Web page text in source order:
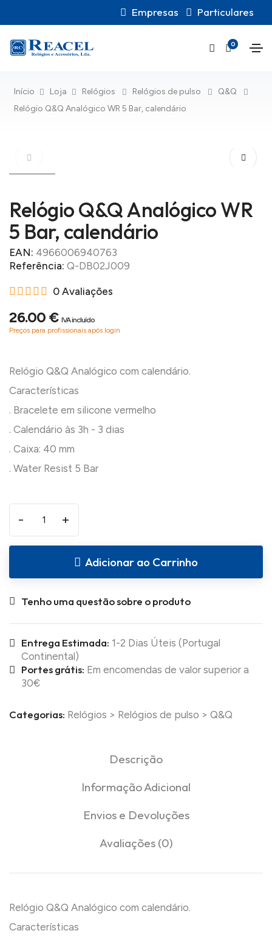
Empresas Particulares
0
Início Loja Relógios Relógios de pulso
Q&Q
Relógio Q&Q Analógico WR 5 Bar, calendário
Relógio Q&Q Analógico WR
5 Bar, calendário
EAN: 4966006940763
Referência: Q-DB02J009
0 Avaliações
26.00 € IVA incluído
Preços para profissionais após login
Relógio Q&Q Analógico com calendário.
Características
. Bracelete em silicone vermelho
. Calendário às 3h - 3 dias
. Caixa: 40 mm
- +
Adicionar ao Carrinho
Tenho uma questão sobre o produto
Entrega Estimada: 1-2 Dias Úteis (Portugal
Continental)
Portes grátis: Em encomendas de valor superior a
30€
Categorias: Relógios > Relógios de pulso > Q&Q
Descrição
Informação Adicional
Envios e Devoluções
Avaliações (0)
Relógio Q&Q Analógico com calendário.
Características